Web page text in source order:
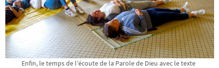
Enfin, le temps de l’écoute de la Parole de Dieu avec le texte